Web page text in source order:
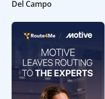
Del Campo